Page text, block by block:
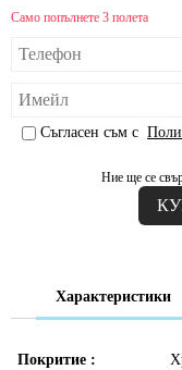
Само попълнете 3 полета
Съгласен съм с
Ние ще се
Характеристики
Покритие :